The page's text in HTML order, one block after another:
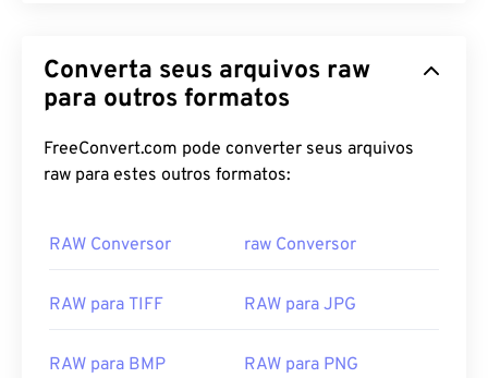
Converta seus arquivos raw
para outros formatos
FreeConvert.com pode converter seus arquivos
raw para estes outros formatos:
RAW Conversor raw Conversor
RAW para TIFF RAW para JPG
RAW para BMP RAW para PNG